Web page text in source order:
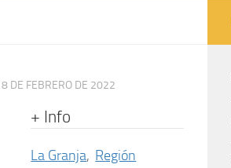
8 DE FEBRERO DE 2022
+ Info
La Granja, Región